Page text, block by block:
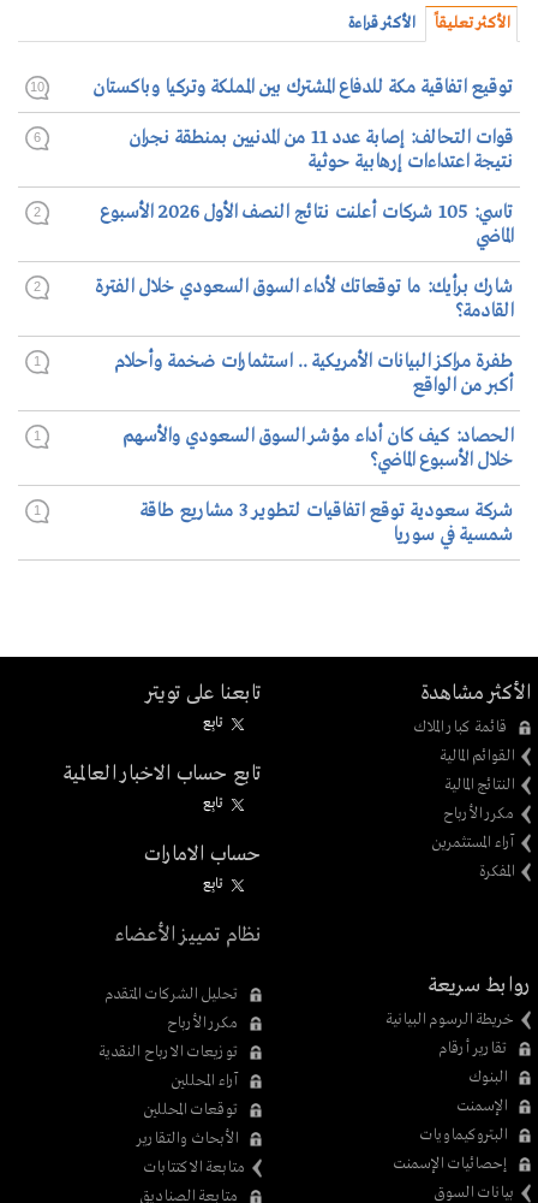
الأكثر تعليقاً الأكثر قراءة
توقيع اتفاقية مكة للدفاع المشترك بين المملكة وتركيا وباكستان 10
قوات التحالف: إصابة عدد 11 من المدنيين بمنطقة نجران
نتيجة اعتداءات إرهابية حوثية
6
تاسي: 105 شركات أعلنت نتائج النصف الأول 2026 الأسبوع
الماضي
2
شارك برأيك: ما توقعاتك لأداء السوق السعودي خلال الفترة
القادمة؟
2
طفرة مراكز البيانات الأمريكية .. استثمارات ضخمة وأحلام
أكبر من الواقع
1
الحصاد: كيف كان أداء مؤشر السوق السعودي والأسهم
خلال الأسبوع الماضي؟
1
شركة سعودية توقع اتفاقيات لتطوير 3 مشاريع طاقة
شمسية في سوريا
1
الأكثر مشاهدة
قائمة كبار الملاك
القوائم المالية
النتائج المالية
مكرر الأرباح
آراء المستثمرين
المفكرة
تابعنا على تويتر
تابِع
تابع حساب الاخبار العالمية
تابِع
حساب الامارات
تابِع
نظام تمييز الأعضاء
روابط سريعة
خريطة الرسوم البيانية
تقارير أرقام
البنوك
الإسمنت
البتروكيماويات
إحصائيات الإسمنت
بيانات السوق
تحليل الشركات المتقدم
مكرر الأرباح
توزيعات الارباح النقدية
آراء المحللين
توقعات المحللين
الأبحاث والتقارير
متابعة الاكتتابات
متابعة الصناديق